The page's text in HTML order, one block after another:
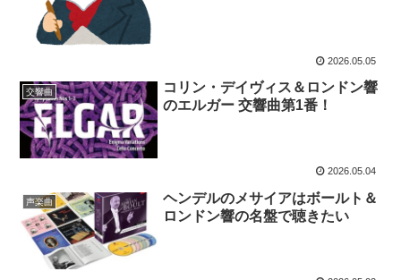
2026.05.05
交響曲
コリン・デイヴィス＆ロンドン響
のエルガー 交響曲第1番！
2026.05.04
声楽曲
ヘンデルのメサイアはボールト＆
ロンドン響の名盤で聴きたい